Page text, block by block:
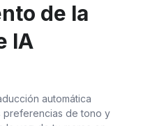
de la
IA
automática
preferencias de tono y